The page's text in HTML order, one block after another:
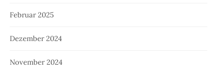
Februar 2025
Dezember 2024
November 2024